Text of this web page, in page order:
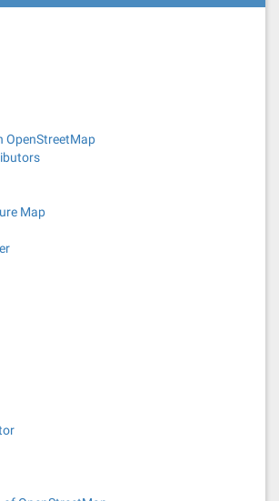
OpenStreetMap
Map